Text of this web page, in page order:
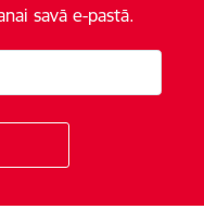
savā e-pastā.